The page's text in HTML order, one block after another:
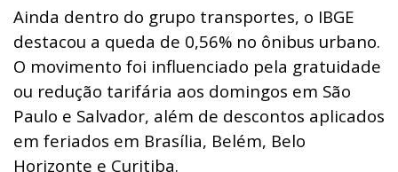
Ainda dentro do grupo transportes, o IBGE
destacou a queda de 0,56% no ônibus urbano.
O movimento foi influenciado pela gratuidade
ou redução tarifária aos domingos em São
Paulo e Salvador, além de descontos aplicados
em feriados em Brasília, Belém, Belo
Horizonte e Curitiba.